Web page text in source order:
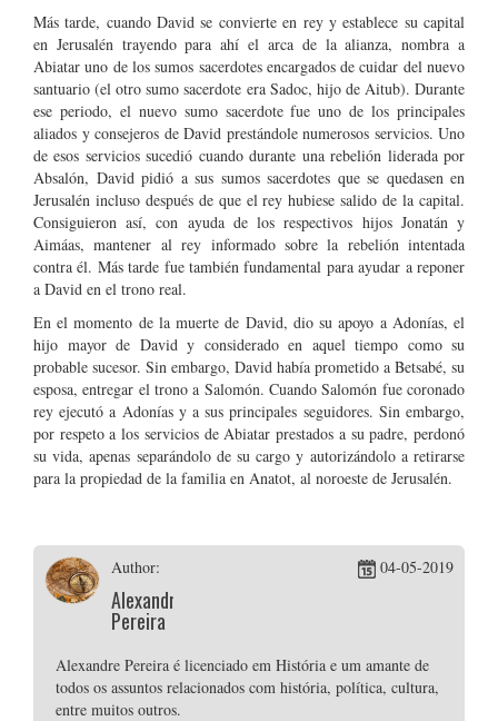
Más tarde, cuando David se convierte en rey y establece su capital
en Jerusalén trayendo para ahí el arca de la alianza, nombra a
Abiatar uno de los sumos sacerdotes encargados de cuidar del nuevo
santuario (el otro sumo sacerdote era Sadoc, hijo de Aitub). Durante
ese periodo, el nuevo sumo sacerdote fue uno de los principales
aliados y consejeros de David prestándole numerosos servicios. Uno
de esos servicios sucedió cuando durante una rebelión liderada por
Absalón, David pidió a sus sumos sacerdotes que se quedasen en
Jerusalén incluso después de que el rey hubiese salido de la capital.
Consiguieron así, con ayuda de los respectivos hijos Jonatán y
Aimáas, mantener al rey informado sobre la rebelión intentada
contra él. Más tarde fue también fundamental para ayudar a reponer
a David en el trono real.
En el momento de la muerte de David, dio su apoyo a Adonías, el
hijo mayor de David y considerado en aquel tiempo como su
probable sucesor. Sin embargo, David había prometido a Betsabé, su
esposa, entregar el trono a Salomón. Cuando Salomón fue coronado
rey ejecutó a Adonías y a sus principales seguidores. Sin embargo,
por respeto a los servicios de Abiatar prestados a su padre, perdonó
su vida, apenas separándolo de su cargo y autorizándolo a retirarse
para la propiedad de la familia en Anatot, al noroeste de Jerusalén.
Author:
Alexandre
Pereira
04-05-2019
Alexandre Pereira é licenciado em História e um amante de
todos os assuntos relacionados com história, política, cultura,
entre muitos outros.